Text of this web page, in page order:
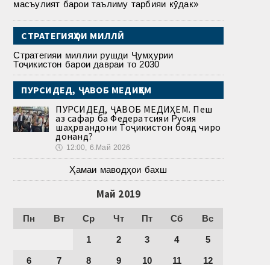
масъулият барои таълиму тарбияи кӯдак»
СТРАТЕГИЯҲОИ МИЛЛӢ
Стратегияи миллии рушди Ҷумҳурии
Тоҷикистон барои давраи то 2030
ПУРСИДЕД, ҶАВОБ МЕДИҲЕМ
ПУРСИДЕД, ҶАВОБ МЕДИҲЕМ. Пеш
аз сафар ба Федератсияи Русия
шаҳрвандони Тоҷикистон бояд чиро
донанд?
🕔 12:00, 6.Май 2026
Ҳамаи маводҳои бахш
Май 2019
Пн Вт Ср Чт Пт Сб Вс
1 2 3 4 5
6 7 8 9 10 11 12